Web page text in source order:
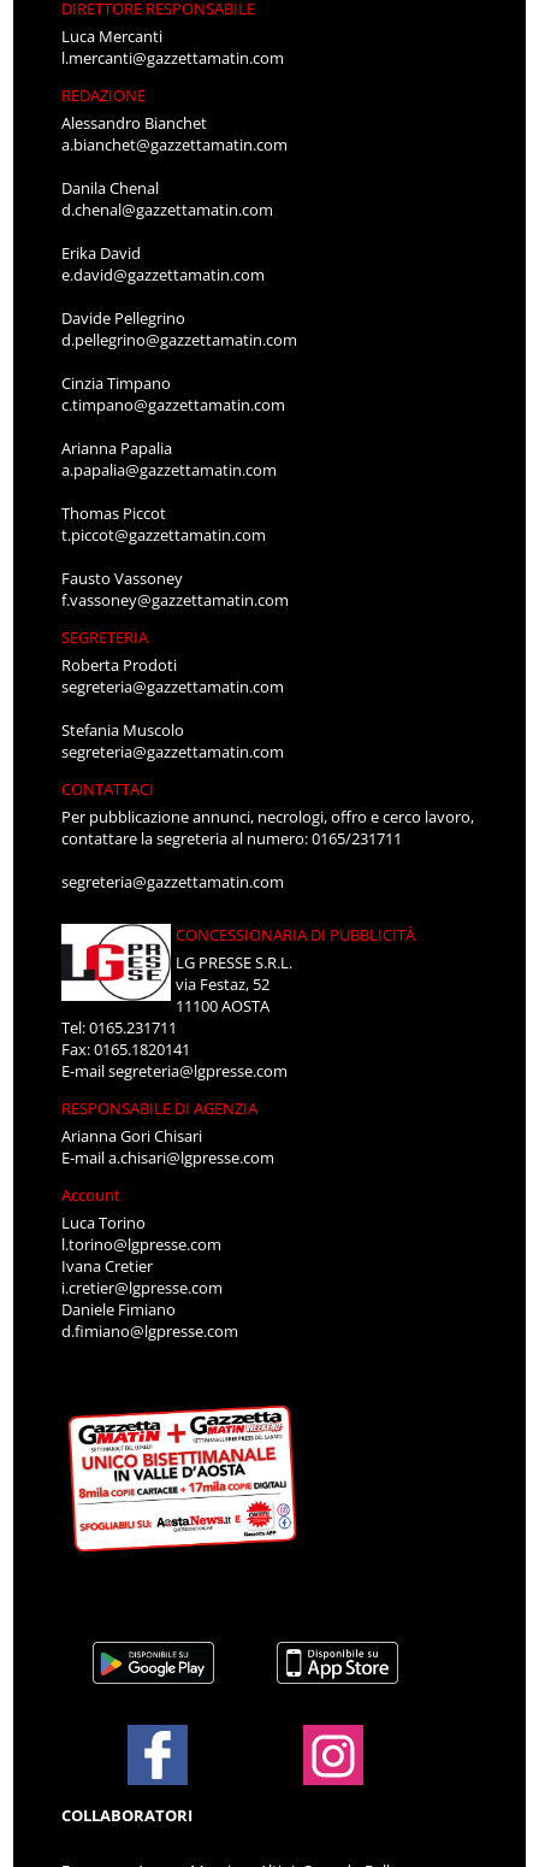
DIRETTORE RESPONSABILE
Luca Mercanti
l.mercanti@gazzettamatin.com
REDAZIONE
Alessandro Bianchet
a.bianchet@gazzettamatin.com
Danila Chenal
d.chenal@gazzettamatin.com
Erika David
e.david@gazzettamatin.com
Davide Pellegrino
d.pellegrino@gazzettamatin.com
Cinzia Timpano
c.timpano@gazzettamatin.com
Arianna Papalia
a.papalia@gazzettamatin.com
Thomas Piccot
t.piccot@gazzettamatin.com
Fausto Vassoney
f.vassoney@gazzettamatin.com
SEGRETERIA
Roberta Prodoti
segreteria@gazzettamatin.com
Stefania Muscolo
segreteria@gazzettamatin.com
CONTATTACI
Per pubblicazione annunci, necrologi, offro e cerco lavoro,
contattare la segreteria al numero: 0165/231711
segreteria@gazzettamatin.com
CONCESSIONARIA DI PUBBLICITÀ
LG PRESSE S.R.L.
via Festaz, 52
11100 AOSTA
Tel: 0165.231711
Fax: 0165.1820141
E-mailsegreteria@lgpresse.com
RESPONSABILE DI AGENZIA
Arianna Gori Chisari
E-maila.chisari@lgpresse.com
Account
Luca Torino
l.torino@lgpresse.com
Ivana Cretier
i.cretier@lgpresse.com
Daniele Fimiano
d.fimiano@lgpresse.com
COLLABORATORI